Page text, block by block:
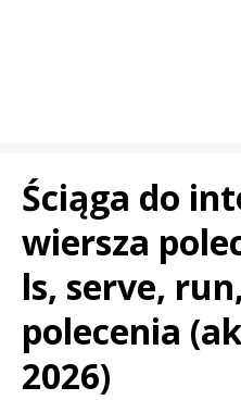
Ściąga do
wiersza
ls, serve,
polecenia
2026)